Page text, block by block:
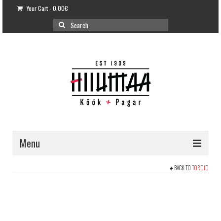
Your Cart-0.00€
Search
for:
Menu
BACK TOTORDID